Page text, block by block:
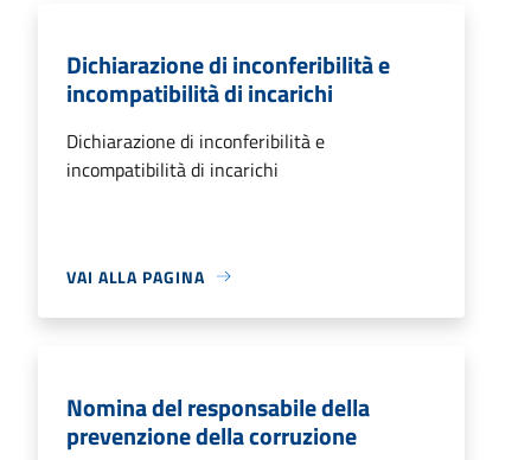
Dichiarazione di inconferibilità e
incompatibilità di incarichi
Dichiarazione di inconferibilità e
incompatibilità di incarichi
VAI ALLA PAGINA
Nomina del responsabile della
prevenzione della corruzione